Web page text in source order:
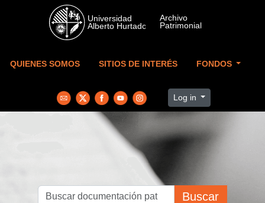
Skip to main content
QUIENES SOMOS SITIOS DE INTERÉS FONDOS
Log in
Buscar